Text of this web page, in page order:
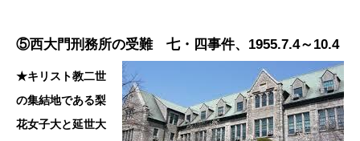
⑤西大門刑務所の受難 七・四事件、1955.7.4～10.4
★キリスト教二世
の集結地である梨
花女子大と延世大